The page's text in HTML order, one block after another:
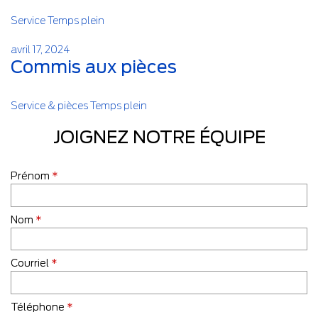
ServiceTemps plein
avril 17, 2024
Commis aux pièces
Service & piècesTemps plein
JOIGNEZ NOTRE ÉQUIPE
Prénom *
Nom *
Courriel *
Téléphone *